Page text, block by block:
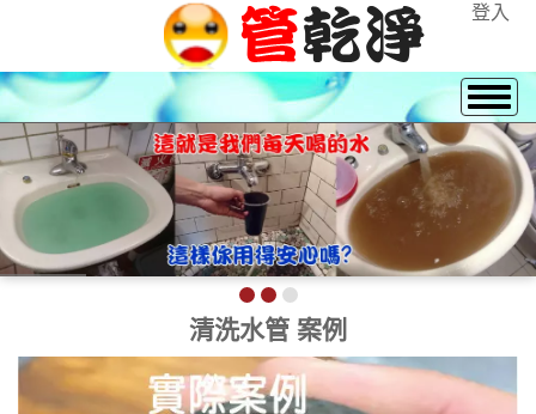
登入
熱水忽冷忽熱 請洽 0915888575
林先生
清洗水管 案例